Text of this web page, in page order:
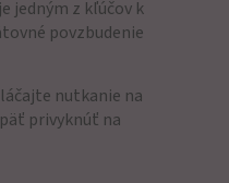
jedným z kľúčov k
povzbudenie
nutkanie na
privyknúť na